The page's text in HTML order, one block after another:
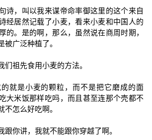
诗，叫以我来谋帝命率御这里的这个来自
经居然记载了小麦，看来小麦和中国人的
的。是的啊，那么，虽然说在商周时期，
被广泛种植了。
们祖先食用小麦的方法。
就是小麦的颗粒，而不是把它磨成的面
大米饭那样吃吗，而且甚至连那个壳都不
不怎么好吃啊。
跟你讲，我就不能跟你穿越了啊。